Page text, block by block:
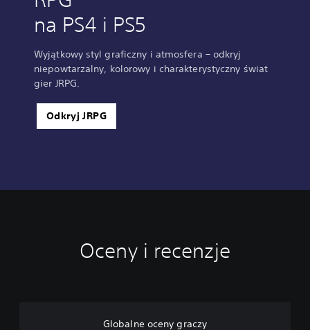
na PS4 i PS5
Wyjątkowy styl graficzny i atmosfera – odkryj
niepowtarzalny, kolorowy i charakterystyczny świat
gier JRPG.
Odkryj JRPG
Oceny i recenzje
Globalne oceny graczy